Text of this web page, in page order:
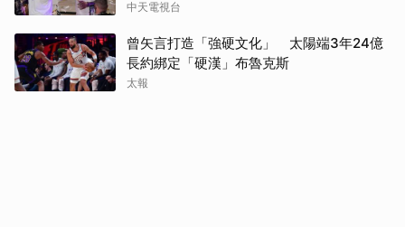
中天電視台
曾矢言打造「強硬文化」 太陽端3年24億
長約綁定「硬漢」布魯克斯
太報